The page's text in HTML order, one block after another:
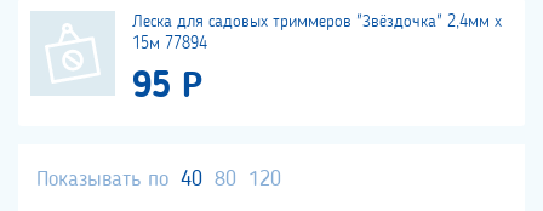
Леска для садовых триммеров "Звёздочка" 2,4мм х
15м 77894
95 Р
Показывать по 40 80 120